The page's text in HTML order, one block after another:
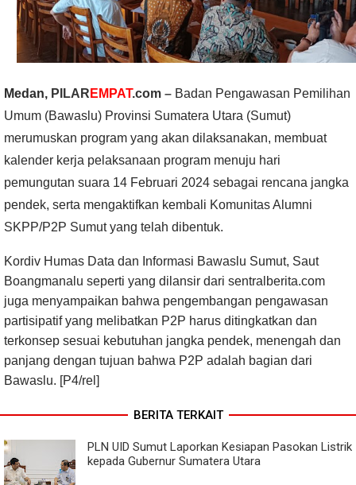
Medan, PILAR EMPAT.com – Badan Pengawasan Pemilihan
Umum (Bawaslu) Provinsi Sumatera Utara (Sumut)
merumuskan program yang akan dilaksanakan, membuat
kalender kerja pelaksanaan program menuju hari
pemungutan suara 14 Februari 2024 sebagai rencana jangka
pendek, serta mengaktifkan kembali Komunitas Alumni
SKPP/P2P Sumut yang telah dibentuk.
Kordiv Humas Data dan Informasi Bawaslu Sumut, Saut
Boangmanalu seperti yang dilansir dari sentralberita.com
juga menyampaikan bahwa pengembangan pengawasan
partisipatif yang melibatkan P2P harus ditingkatkan dan
terkonsep sesuai kebutuhan jangka pendek, menengah dan
panjang dengan tujuan bahwa P2P adalah bagian dari
Bawaslu. [P4/rel]
BERITA TERKAIT
PLN UID Sumut Laporkan Kesiapan Pasokan Listrik
kepada Gubernur Sumatera Utara